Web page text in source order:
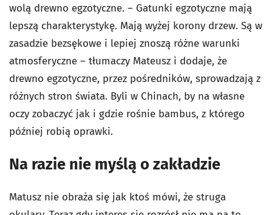
wolą drewno egzotyczne. – Gatunki egzotyczne mają
lepszą charakterystykę. Mają wyżej korony drzew. Są w
zasadzie bezsękowe i lepiej znoszą różne warunki
atmosferyczne – tłumaczy Mateusz i dodaje, że
drewno egzotyczne, przez pośredników, sprowadzają z
różnych stron świata. Byli w Chinach, by na własne
oczy zobaczyć jak i gdzie rośnie bambus, z którego
później robią oprawki.
Na razie nie myślą o zakładzie
Matusz nie obraża się jak ktoś mówi, że struga